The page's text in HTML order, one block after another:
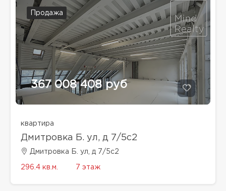
Продажа
367 008 408 руб
квартира
Дмитровка Б. ул, д 7/5с2
Дмитровка Б. ул, д 7/5с2
296.4 кв.м. 7 этаж